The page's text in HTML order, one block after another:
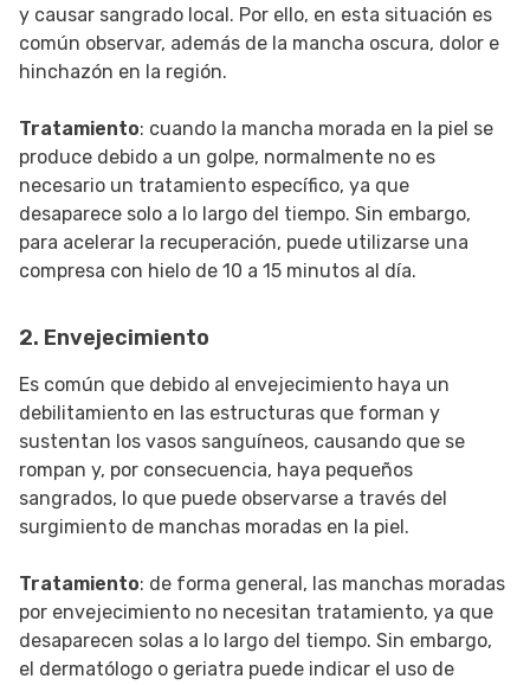
y causar sangrado local. Por ello, en esta situación es
común observar, además de la mancha oscura, dolor e
hinchazón en la región.
Tratamiento: cuando la mancha morada en la piel se
produce debido a un golpe, normalmente no es
necesario un tratamiento específico, ya que
desaparece solo a lo largo del tiempo. Sin embargo,
para acelerar la recuperación, puede utilizarse una
compresa con hielo de 10 a 15 minutos al día.
2. Envejecimiento
Es común que debido al envejecimiento haya un
debilitamiento en las estructuras que forman y
sustentan los vasos sanguíneos, causando que se
rompan y, por consecuencia, haya pequeños
sangrados, lo que puede observarse a través del
surgimiento de manchas moradas en la piel.
Tratamiento: de forma general, las manchas moradas
por envejecimiento no necesitan tratamiento, ya que
desaparecen solas a lo largo del tiempo. Sin embargo,
el dermatólogo o geriatra puede indicar el uso de